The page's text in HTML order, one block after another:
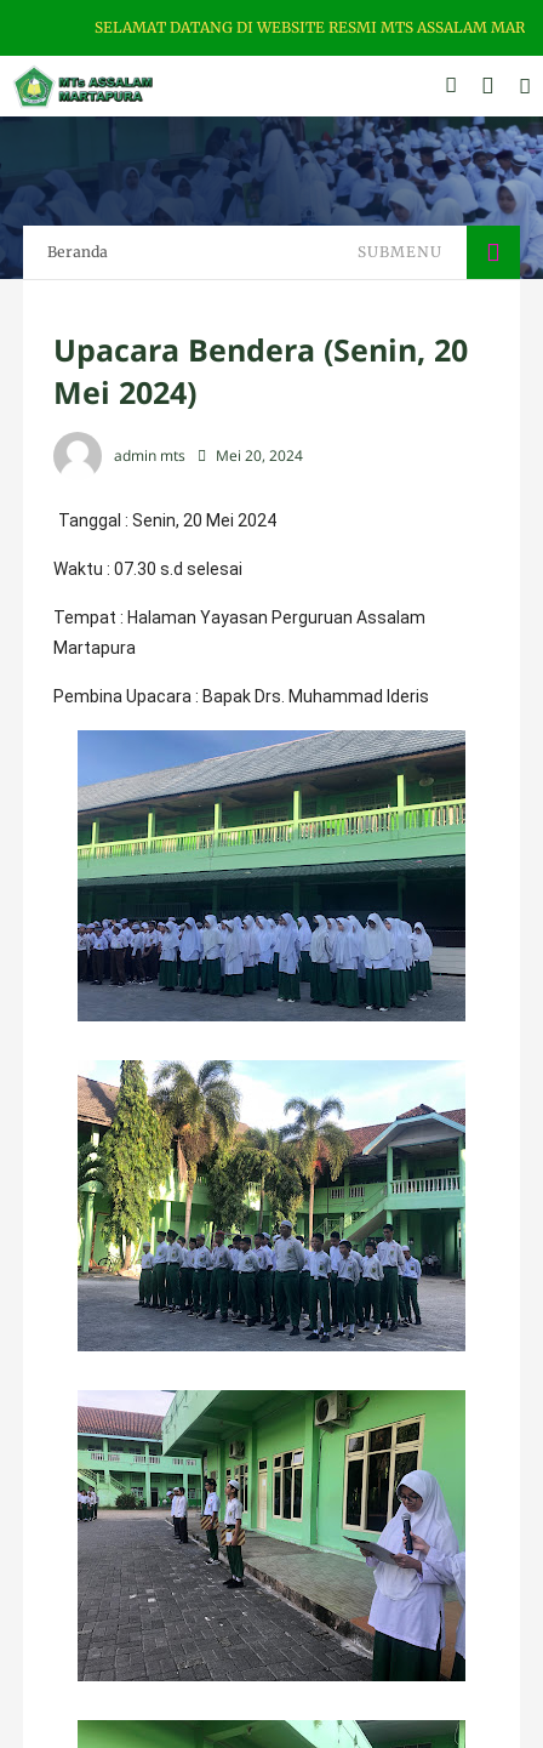
SELAMAT DATANG DI WEBSITE RESMI MTS ASSALAM MARTAPURA.
Beranda SUBMENU
Upacara Bendera (Senin, 20
Mei 2024)
admin mts Mei 20, 2024
Tanggal : Senin, 20 Mei 2024
Waktu : 07.30 s.d selesai
Tempat : Halaman Yayasan Perguruan Assalam
Martapura
Pembina Upacara : Bapak Drs. Muhammad Ideris